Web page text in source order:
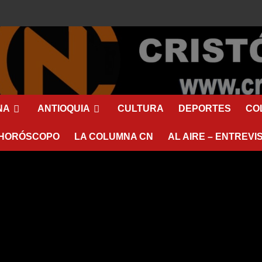
ANTIOQUIA CULTURA DEPORTES
HORÓSCOPO LA COLUMNA CN AL AIRE –